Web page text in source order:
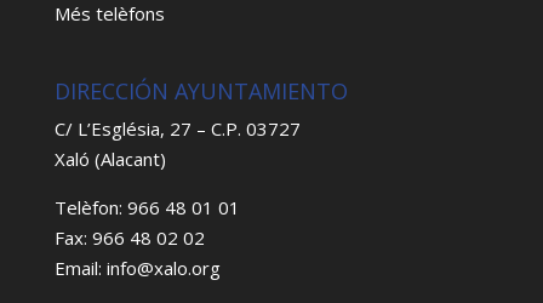
Més telèfons
DIRECCIÓN AYUNTAMIENTO
C/ L’Església, 27 – C.P. 03727
Xaló (Alacant)
Telèfon: 966 48 01 01
Fax: 966 48 02 02
Email: info@xalo.org